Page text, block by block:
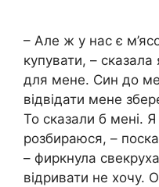
– Але ж у нас є
купувати, –
для мене. Син до
відвідати мене
То сказали б мені.
розбираюся, –
– фиркнула
відривати не хочу.